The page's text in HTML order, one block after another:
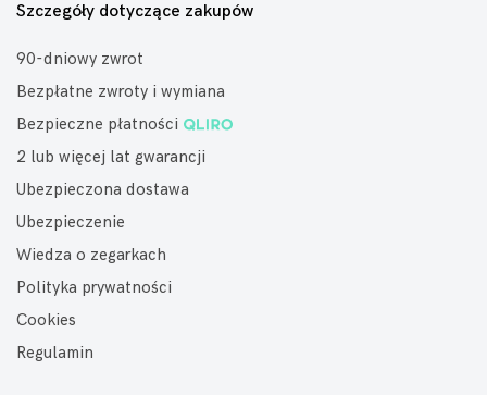
Szczegóły dotyczące zakupów
90-dniowy zwrot
Bezpłatne zwroty i wymiana
Bezpieczne płatności
2 lub więcej lat gwarancji
Ubezpieczona dostawa
Ubezpieczenie
Wiedza o zegarkach
Polityka prywatności
Cookies
Regulamin